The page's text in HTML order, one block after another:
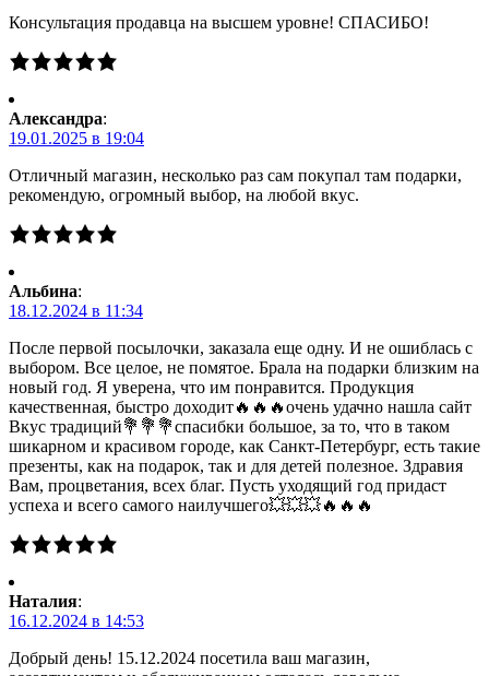
Консультация продавца на высшем уровне! СПАСИБО!
Александра:
19.01.2025 в 19:04
Отличный магазин, несколько раз сам покупал там подарки,
рекомендую, огромный выбор, на любой вкус.
Альбина:
18.12.2024 в 11:34
После первой посылочки, заказала еще одну. И не ошиблась с
выбором. Все целое, не помятое. Брала на подарки близким на
новый год. Я уверена, что им понравится. Продукция
качественная, быстро доходит🔥🔥🔥очень удачно нашла сайт
Вкус традиций💐💐💐спасибки большое, за то, что в таком
шикарном и красивом городе, как Санкт-Петербург, есть такие
презенты, как на подарок, так и для детей полезное. Здравия
Вам, процветания, всех благ. Пусть уходящий год придаст
успеха и всего самого наилучшего💥💥💥🔥🔥🔥
Наталия:
16.12.2024 в 14:53
Добрый день! 15.12.2024 посетила ваш магазин,